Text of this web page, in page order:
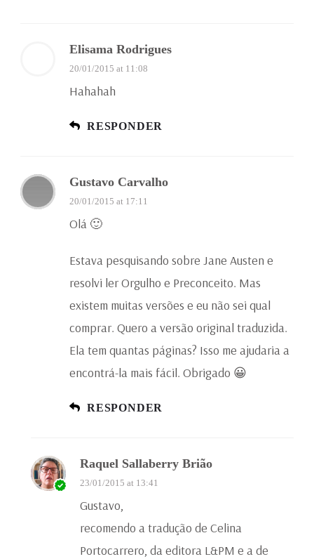
Elisama Rodrigues
20/01/2015 at 11:08
Hahahah
RESPONDER
Gustavo Carvalho
20/01/2015 at 17:11
Olá 🙂
Estava pesquisando sobre Jane Austen e
resolvi ler Orgulho e Preconceito. Mas
existem muitas versões e eu não sei qual
comprar. Quero a versão original traduzida.
Ela tem quantas páginas? Isso me ajudaria a
encontrá-la mais fácil. Obrigado 😀
RESPONDER
Raquel Sallaberry Brião
23/01/2015 at 13:41
Gustavo,
recomendo a tradução de Celina
Portocarrero, da editora L&PM e a de